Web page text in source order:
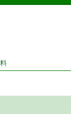
検索・予約システム